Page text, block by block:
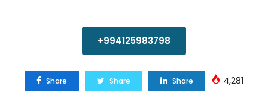
+994125983798
Share Share Share 4,281